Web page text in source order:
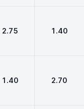
2.75 1.40
1.40 2.70